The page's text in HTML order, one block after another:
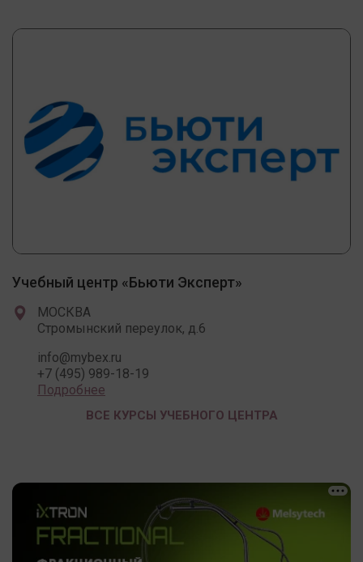
Учебный центр «Бьюти Эксперт»
МОСКВА
Стромынский переулок, д.6
info@mybex.ru
+7 (495) 989-18-19
Подробнее
ВСЕ КУРСЫ УЧЕБНОГО ЦЕНТРА